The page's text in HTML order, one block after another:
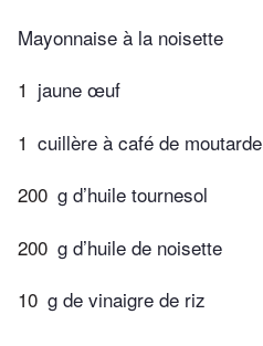
Mayonnaise à la noisette
1 jaune œuf
1 cuillère à café de moutarde
200 g d’huile tournesol
200 g d’huile de noisette
10 g de vinaigre de riz